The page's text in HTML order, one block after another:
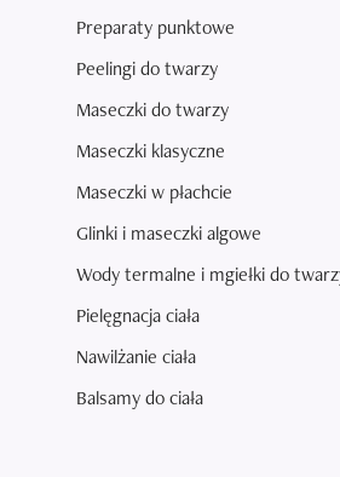
Preparaty punktowe
Peelingi do twarzy
Maseczki do twarzy
Maseczki klasyczne
Maseczki w płachcie
Glinki i maseczki algowe
Wody termalne i mgiełki do
Pielęgnacja ciała
Nawilżanie ciała
Balsamy do ciała